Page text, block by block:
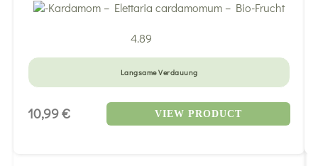
4.89
Langsame Verdauung
10,99 € VIEW PRODUCT